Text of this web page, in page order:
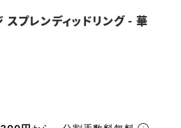
スプレンディッドリング - 華